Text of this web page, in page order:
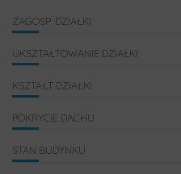
ZAGOSP. DZIAŁKI
UKSZTAŁTOWANIE DZIAŁKI
KSZTAŁT DZIAŁKI
POKRYCIE DACHU
STAN BUDYNKU